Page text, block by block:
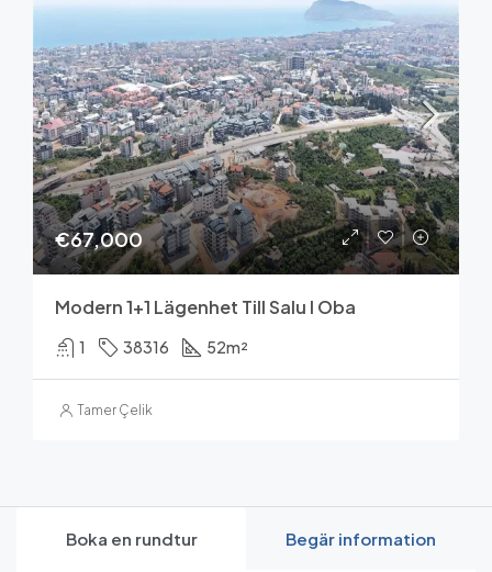
€67,000
Modern 1+1 Lägenhet Till Salu I Oba
1 38316 52m²
Tamer Çelik
Boka en rundtur Begär information